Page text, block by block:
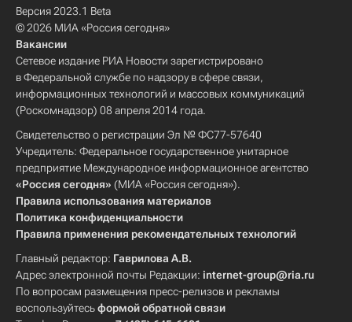
Версия 2023.1 Beta
© 2026 МИА «Россия сегодня»
Вакансии
Сетевое издание РИА Новости зарегистрировано
в Федеральной службе по надзору в сфере связи,
информационных технологий и массовых коммуникаций
(Роскомнадзор) 08 апреля 2014 года.
Свидетельство о регистрации Эл № ФС77-57640
Учредитель: Федеральное государственное унитарное
предприятие Международное информационное агентство
«Россия сегодня» (МИА «Россия сегодня»).
Правила использования материалов
Политика конфиденциальности
Правила применения рекомендательных технологий
Главный редактор: Гаврилова А.В.
Адрес электронной почты Редакции: internet-group@ria.ru
По вопросам размещения пресс-релизов и рекламы
воспользуйтесьформой обратной связи